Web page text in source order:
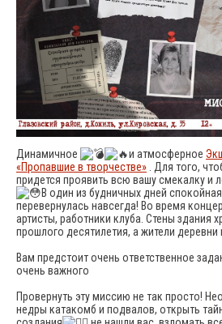
Динамичное и атмосферное
«Пропавшие в творчестве» . Для того,
придется проявить всю вашу смекалку и
В один из будничных дней
перевернулась навсегда! Во время
артисты, работники клуба. Стены здания
прошлого десятилетия, а жители деревни
Вам предстоит очень ответственное
очень важного
Провернуть эту миссию не так просто!
недры катакомб и подвалов, открыть